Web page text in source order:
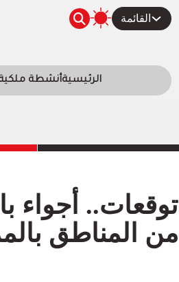
القائمة
الرئيسيةأنشطة
توقعات.. أجواء
من المناطق